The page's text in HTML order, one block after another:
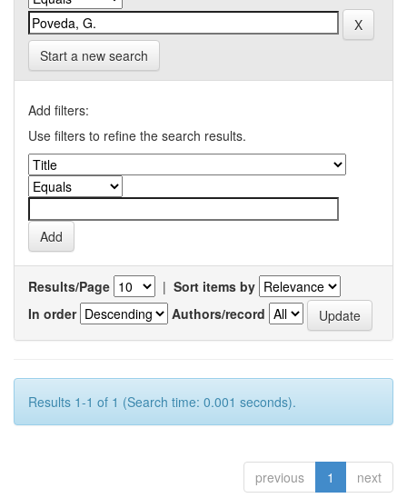
Start a new search
Add filters:
Use filters to refine the search results.
Results/Page | Sort items by
In order
Authors/record
Results 1-1 of 1 (Search time: 0.001 seconds).
previous 1 next